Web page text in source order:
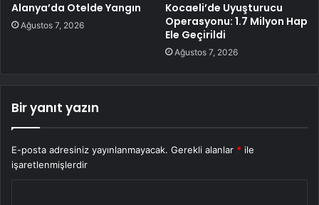
Alanya’da Otelde Yangın
Ağustos 7, 2026
Kocaeli’de Uyuşturucu
Operasyonu: 1.7 Milyon Hap
Ele Geçirildi
Ağustos 7, 2026
Bir yanıt yazın
E-posta adresiniz yayınlanmayacak. Gerekli alanlar * ile
işaretlenmişlerdir